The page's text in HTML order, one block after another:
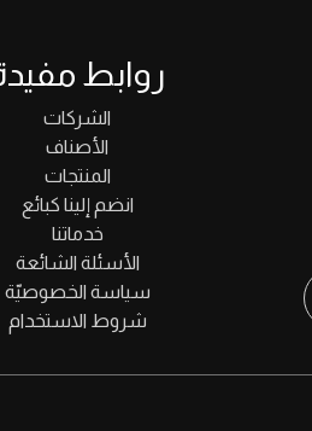
روابط
الشركات
الأصناف
المنتجات
انضم إلينا كبائع
خدماتنا
الأسئلة الشائعة
سياسة الخصوصيّة
شروط الاستخدام